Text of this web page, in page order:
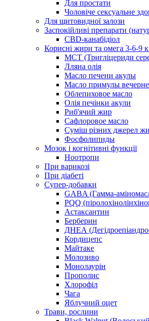
Для простати
Чоловіче сексуальне
Для щитовидної залози
Заспокійливі препарати
CBD-канабідіол
Корисні жири та омега 3-6-9
MCT (Тригліцериди
Лляна олія
Масло печени акулы
Масло примулы
Облепиховое масло
Олія печінки акули
Риб'ячий жир
Сафлоровое масло
Суміш різних джерел
Фосфолипиды
Мозок і когнітивні функції
Ноотропи
При варикозі
При діабеті
Супер-добавки
GABA (Гамма-
PQQ
Астаксантин
Берберин
ДНЕА
Кордицепс
Майтаке
Молозиво
Монолаурін
Прополис
Хлорофіл
Чага
Яблучний оцет
Трави, рослини